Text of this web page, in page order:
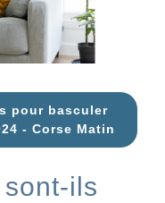
pour basculer
- Corse Matin
ils